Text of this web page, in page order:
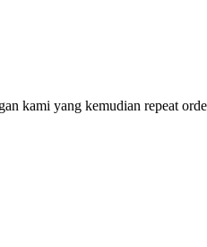
kami yang kemudian repeat